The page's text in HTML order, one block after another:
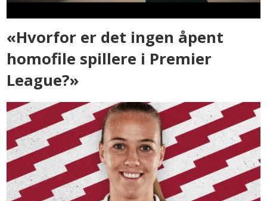
«Hvorfor er det ingen åpent
homofile spillere i Premier
League?»